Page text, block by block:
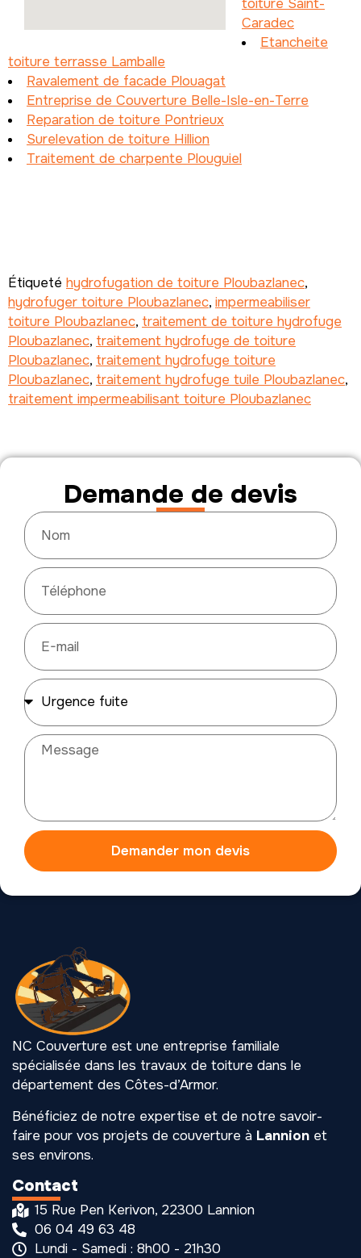
toiture Saint-
Caradec
Etancheite
toiture terrasse Lamballe
Ravalement de facade Plouagat
Entreprise de Couverture Belle-Isle-en-Terre
Reparation de toiture Pontrieux
Surelevation de toiture Hillion
Traitement de charpente Plouguiel
Étiqueté hydrofugation de toiture Ploubazlanec,
hydrofuger toiture Ploubazlanec, impermeabiliser
toiture Ploubazlanec, traitement de toiture hydrofuge
Ploubazlanec, traitement hydrofuge de toiture
Ploubazlanec, traitement hydrofuge toiture
Ploubazlanec, traitement hydrofuge tuile Ploubazlanec,
traitement impermeabilisant toiture Ploubazlanec
Demande de devis
Demander mon devis
NC Couverture est une entreprise familiale
spécialisée dans les travaux de toiture dans le
département des Côtes-d’Armor.
Bénéficiez de notre expertise et de notre savoir-
faire pour vos projets de couverture à Lannion et
ses environs.
Contact
15 Rue Pen Kerivon, 22300 Lannion
06 04 49 63 48
Lundi - Samedi : 8h00 - 21h30